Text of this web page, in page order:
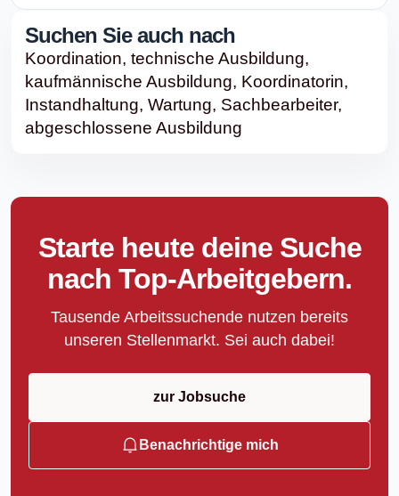
Suchen Sie auch nach
Koordination, technische Ausbildung,
kaufmännische Ausbildung, Koordinatorin,
Instandhaltung, Wartung, Sachbearbeiter,
abgeschlossene Ausbildung
Starte heute deine Suche
nach Top-Arbeitgebern.
Tausende Arbeitssuchende nutzen bereits
unseren Stellenmarkt. Sei auch dabei!
zur Jobsuche
Benachrichtige mich